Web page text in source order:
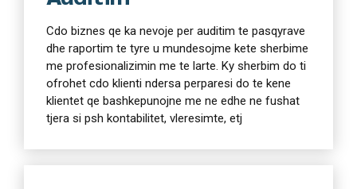
Cdo biznes qe ka nevoje per auditim te pasqyrave
dhe raportim te tyre u mundesojme kete sherbime
me profesionalizimin me te larte. Ky sherbim do ti
ofrohet cdo klienti ndersa perparesi do te kene
klientet qe bashkepunojne me ne edhe ne fushat
tjera si psh kontabilitet, vleresimte, etj